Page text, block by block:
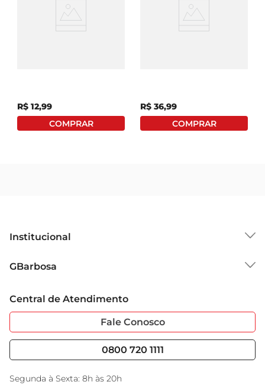
R$ 12,99 R$ 36,99
Institucional
Grupo Cencosud
Sobre Privacidade
Portal do Fornecedo
Nossas Lojas
GBarbosa
Garantia Estendida
Serviços
Black Friday
Encarte do Dia
Central de Atendimento
Fale Conosco
0800 720 1111
Segunda à Sexta: 8h às 20h